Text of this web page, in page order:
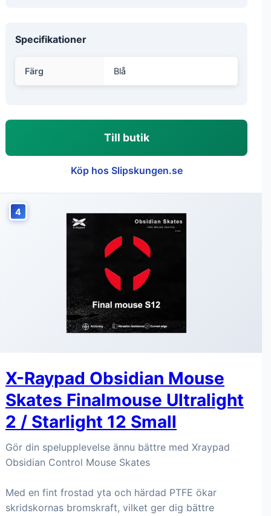
Specifikationer
Färg Blå
Till butik
Köp hos Slipskungen.se
4
X-Raypad Obsidian Mouse
Skates Finalmouse Ultralight
2 / Starlight 12 Small
Gör din spelupplevelse ännu bättre med Xraypad
Obsidian Control Mouse Skates
Med en fint frostad yta och härdad PTFE ökar
skridskornas bromskraft, vilket ger dig bättre